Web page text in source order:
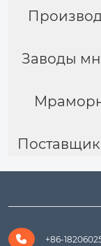
Заводы
 +86-